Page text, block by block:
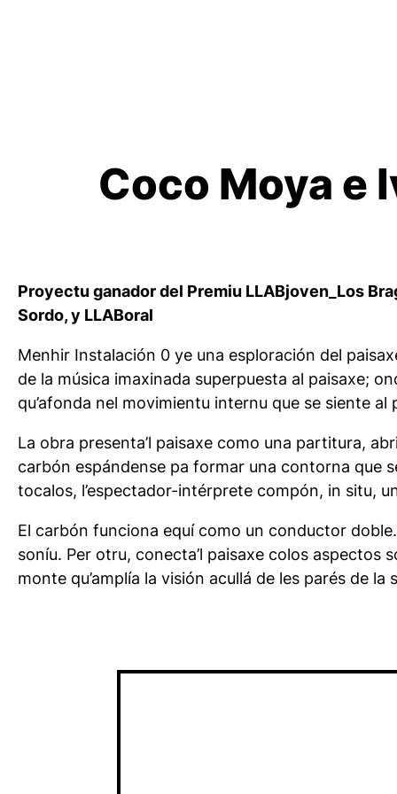
Coco Moya e
Proyectu ganador del Premiu LLABjoven_Los
Sordo, y LLABoral
Menhir Instalación 0 ye una esploración del
de la música imaxinada superpuesta al paisaxe;
qu’afonda nel movimientu internu que se siente al
La obra presenta’l paisaxe como una partitura,
carbón espándense pa formar una contorna que
tocalos, l’espectador-intérprete compón, in situ,
El carbón funciona equí como un conductor
soníu. Per otru, conecta’l paisaxe colos
monte qu’amplía la visión acullá de les parés de la